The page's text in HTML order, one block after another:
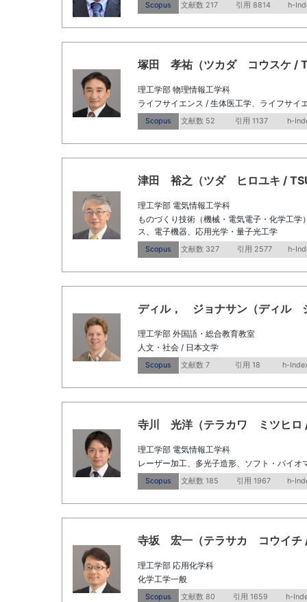
Scopus 文献数 217 引用 8814 h-
塚田 孝祐（ツカダ コウスケ /
理工学部 物理情報工学科
ライフサイエンス / 生体医工学、ライフサイ
Scopus 文献数 52 引用 1137 h-
津田 裕之（ツダ ヒロユキ /
理工学部 電気情報工学科
ものづくり技術（機械・電気電子・化学工
ス、電子機器、応用光学・量子光工学
Scopus 文献数 327 引用 2577 h-
ディル， ジョナサン（ディル
理工学部 外国語・総合教育教室
人文・社会 / 日本文学
Scopus 文献数 7 引用 18 h-
寺川 光洋（テラカワ ミツヒ
理工学部 電気情報工学科
レーザー加工、多光子造形、ソフト・バイオ
Scopus 文献数 185 引用 1967 h-
寺坂 宏一（テラサカ コウイチ
理工学部 応用化学科
化学工学一般
Scopus 文献数 80 引用 1659 h-